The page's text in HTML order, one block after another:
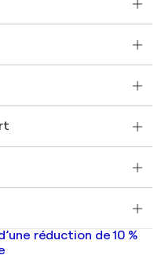
réduction de 10 %